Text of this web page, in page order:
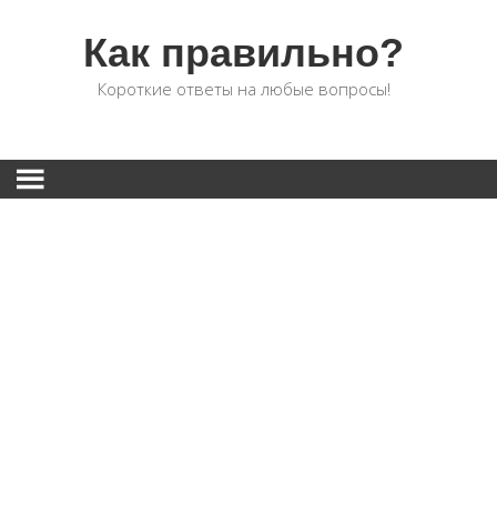
Как правильно?
Короткие ответы на любые вопросы!